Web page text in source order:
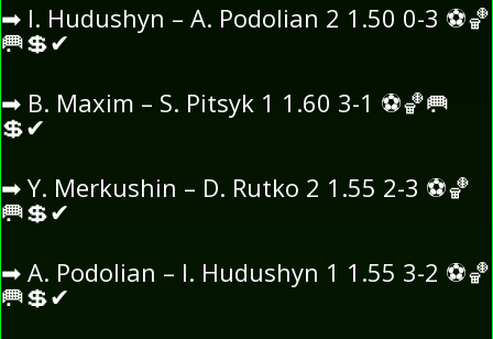
➡ I. Hudushyn – A. Podolian 2 1.50 0-3 ⚽🏀
🥅💲✔
➡ B. Maxim – S. Pitsyk 1 1.60 3-1 ⚽🏀🥅
💲✔
➡ Y. Merkushin – D. Rutko 2 1.55 2-3 ⚽🏀
🥅💲✔
➡ A. Podolian – I. Hudushyn 1 1.55 3-2 ⚽🏀
🥅💲✔